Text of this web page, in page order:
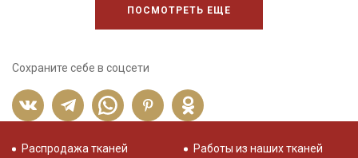
ПОСМОТРЕТЬ ЕЩЕ
Сохраните себе в соцсети
Распродажа тканей
Работы из наших тканей